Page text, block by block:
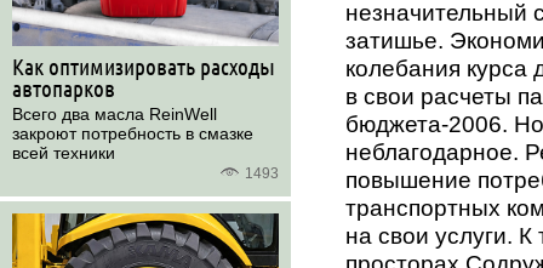
Как оптимизировать расходы
автопарков
Всего два масла ReinWell
закроют потребность в смазке
всей техники
1493
незначительный
затишье.
колебания
в свои расчеты
бюджета-2006. Но
неблагодарное.
повышение
транспортных
на свои услуги.